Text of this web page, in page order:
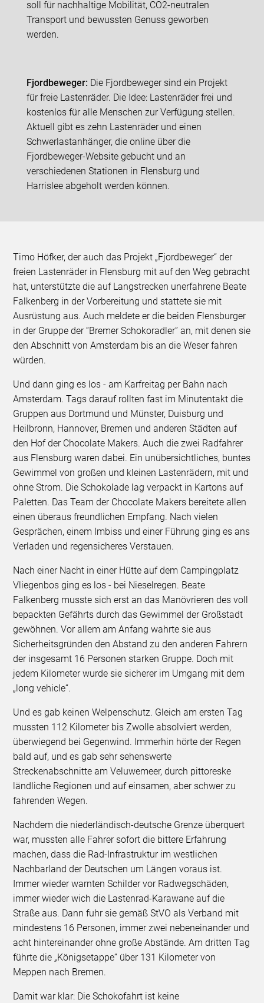
soll für nachhaltige Mobilität, CO2-neutralen
Transport und bewussten Genuss geworben
werden.
Fjordbeweger: Die Fjordbeweger sind ein Projekt
für freie Lastenräder. Die Idee: Lastenräder frei und
kostenlos für alle Menschen zur Verfügung stellen.
Aktuell gibt es zehn Lastenräder und einen
Schwerlastanhänger, die online über die
Fjordbeweger-Website gebucht und an
verschiedenen Stationen in Flensburg und
Harrislee abgeholt werden können.
Timo Höfker, der auch das Projekt „Fjordbeweger“ der
freien Lastenräder in Flensburg mit auf den Weg gebracht
hat, unterstützte die auf Langstrecken unerfahrene Beate
Falkenberg in der Vorbereitung und stattete sie mit
Ausrüstung aus. Auch meldete er die beiden Flensburger
in der Gruppe der “Bremer Schokoradler” an, mit denen sie
den Abschnitt von Amsterdam bis an die Weser fahren
würden.
Und dann ging es los - am Karfreitag per Bahn nach
Amsterdam. Tags darauf rollten fast im Minutentakt die
Gruppen aus Dortmund und Münster, Duisburg und
Heilbronn, Hannover, Bremen und anderen Städten auf
den Hof der Chocolate Makers. Auch die zwei Radfahrer
aus Flensburg waren dabei. Ein unübersichtliches, buntes
Gewimmel von großen und kleinen Lastenrädern, mit und
ohne Strom. Die Schokolade lag verpackt in Kartons auf
Paletten. Das Team der Chocolate Makers bereitete allen
einen überaus freundlichen Empfang. Nach vielen
Gesprächen, einem Imbiss und einer Führung ging es ans
Verladen und regensicheres Verstauen.
Nach einer Nacht in einer Hütte auf dem Campingplatz
Vliegenbos ging es los - bei Nieselregen. Beate
Falkenberg musste sich erst an das Manövrieren des voll
bepackten Gefährts durch das Gewimmel der Großstadt
gewöhnen. Vor allem am Anfang wahrte sie aus
Sicherheitsgründen den Abstand zu den anderen Fahrern
der insgesamt 16 Personen starken Gruppe. Doch mit
jedem Kilometer wurde sie sicherer im Umgang mit dem
„long vehicle“.
Und es gab keinen Welpenschutz. Gleich am ersten Tag
mussten 112 Kilometer bis Zwolle absolviert werden,
überwiegend bei Gegenwind. Immerhin hörte der Regen
bald auf, und es gab sehr sehenswerte
Streckenabschnitte am Veluwemeer, durch pittoreske
ländliche Regionen und auf einsamen, aber schwer zu
fahrenden Wegen.
Nachdem die niederländisch-deutsche Grenze überquert
war, mussten alle Fahrer sofort die bittere Erfahrung
machen, dass die Rad-Infrastruktur im westlichen
Nachbarland der Deutschen um Längen voraus ist.
Immer wieder warnten Schilder vor Radwegschäden,
immer wieder wich die Lastenrad-Karawane auf die
Straße aus. Dann fuhr sie gemäß StVO als Verband mit
mindestens 16 Personen, immer zwei nebeneinander und
acht hintereinander ohne große Abstände. Am dritten Tag
führte die „Königsetappe“ über 131 Kilometer von
Meppen nach Bremen.
Damit war klar: Die Schokofahrt ist keine